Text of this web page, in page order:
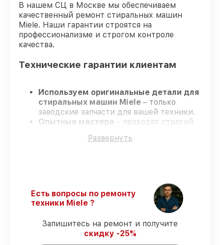
В нашем СЦ в Москве мы обеспечиваем
качественный ремонт стиральных машин
Miele. Наши гарантии строятся на
профессионализме и строгом контроле
качества.
Технические гарантии клиентам
Используем оригинальные детали для
стиральных машин Miele – только
заводские запчасти для вашей техники.
Опытные мастера – проходят строгий
долговечный результат.
работ и комплектующие для стиральных
машин Miele предоставляется
Мы гарантируем:
Развернуть
Есть вопросы по ремонту
техники Miele ?
Запишитесь на ремонт и получите
скидку -25%